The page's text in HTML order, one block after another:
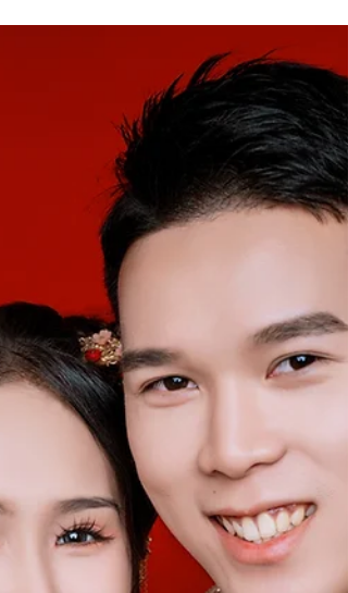
https://www.afphotostudio.com/family 有多久没
有一家人一起拍照了？总说“等有空”、“等孩
子放假”、“等瘦一点再拍”……可时间总在不知
不觉中，悄悄带走了我们以为还来得及的时
光。 其实，一张全家福，并不需要完美的姿
势、昂贵的服装。它需要的，只是一家人都
在。爸爸轻轻搂着妈妈，孩子靠在怀里，长
坐在中间，笑声在镜头前绽放。那一刻，就
最美的合照。 ❤️ 爱，不需要排练 有时候，照
片里的手势不完美，孩子的表情调皮，可那
是真实的生活。因为家的模样，本来就不需
修饰。每一张全家福，都是一个小小的纪念
——纪念我们还在一起的此刻。 📸 我们为什
么要拍全家福？ 当孩子长大，父母白发渐
多；当生活变得忙碌、大家渐渐分散，照片
成为唯一能让我们回到那个“在一起”的桥梁
那是一份属于家的记忆，一份只属于你们的
度。 ✨ AF PHOTO STUDIO 想留住的，不只
是影像，更是家的心。 在 AF Photo Studio，
们相信，最打动人心的，不是完美的照片，
是那份真挚的情感。我们喜欢看到一家人自
地笑、彼此依偎、轻轻相拥。那一瞬